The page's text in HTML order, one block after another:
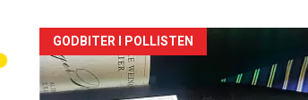
Artikler
detail
GODBITER I POLLISTEN